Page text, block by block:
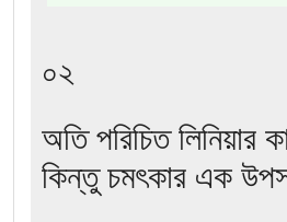
০২
অতি পরিচিত লিনিয়ার
কিন্তু চমৎকার এক